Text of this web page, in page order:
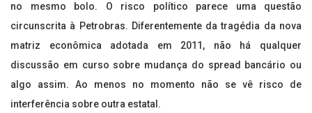
no mesmo bolo. O risco político parece uma questão
circunscrita à Petrobras. Diferentemente da tragédia da nova
matriz econômica adotada em 2011, não há qualquer
discussão em curso sobre mudança do spread bancário ou
algo assim. Ao menos no momento não se vê risco de
interferência sobre outra estatal.